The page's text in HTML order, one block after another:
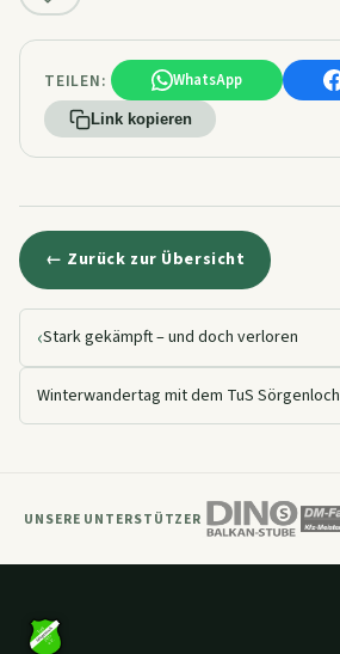
TEILEN: WhatsApp
Link kopieren
← Zurück zur Übersicht
‹Stark gekämpft – und doch verloren
Winterwandertag mit dem TuS Sörgenloch
UNSERE UNTERSTÜTZER